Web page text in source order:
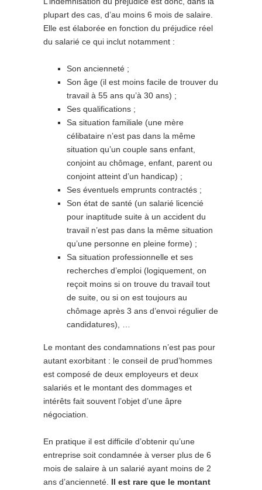
plupart des cas, d’au moins 6 mois de salaire.
Elle est élaborée en fonction du préjudice réel
du salarié ce qui inclut notamment :
Son ancienneté ;
Son âge (il est moins facile de trouver du
travail à 55 ans qu’à 30 ans) ;
Ses qualifications ;
Sa situation familiale (une mère
célibataire n’est pas dans la même
situation qu’un couple sans enfant,
conjoint au chômage, enfant, parent ou
conjoint atteint d’un handicap) ;
Ses éventuels emprunts contractés ;
Son état de santé (un salarié licencié
pour inaptitude suite à un accident du
travail n’est pas dans la même situation
qu’une personne en pleine forme) ;
Sa situation professionnelle et ses
recherches d’emploi (logiquement, on
reçoit moins si on trouve du travail tout
de suite, ou si on est toujours au
chômage après 3 ans d’envoi régulier de
candidatures), …
Le montant des condamnations n’est pas pour
autant exorbitant : le conseil de prud’hommes
est composé de deux employeurs et deux
salariés et le montant des dommages et
intérêts fait souvent l’objet d’une âpre
négociation.
En pratique il est difficile d’obtenir qu’une
entreprise soit condamnée à verser plus de 6
mois de salaire à un salarié ayant moins de 2
ans d’ancienneté. Il est rare que le montant